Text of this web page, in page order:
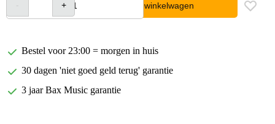
In winkelwagen
Bestel voor 23:00 = morgen in huis
30 dagen 'niet goed geld terug' garantie
3 jaar Bax Music garantie